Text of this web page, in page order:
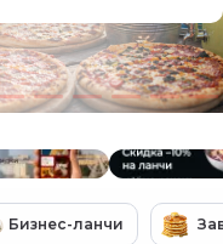
Бизнес-ланчи